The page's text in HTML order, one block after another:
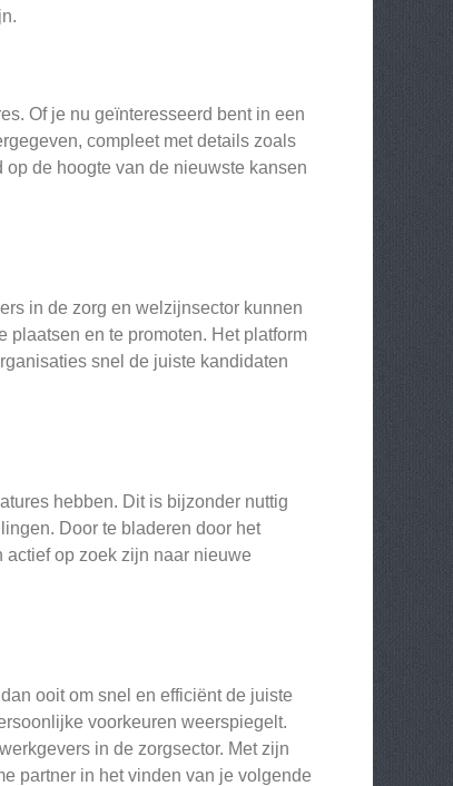
Of je nu geïnteresseerd bent in een
compleet met details zoals
de hoogte van de nieuwste kansen
in de zorg en welzijnsector kunnen
plaatsen en te promoten. Het platform
snel de juiste kandidaten
hebben. Dit is bijzonder nuttig
Door te bladeren door het
op zoek zijn naar nieuwe
ooit om snel en efficiënt de juiste
voorkeuren weerspiegelt.
in de zorgsector. Met zijn
partner in het vinden van je volgende